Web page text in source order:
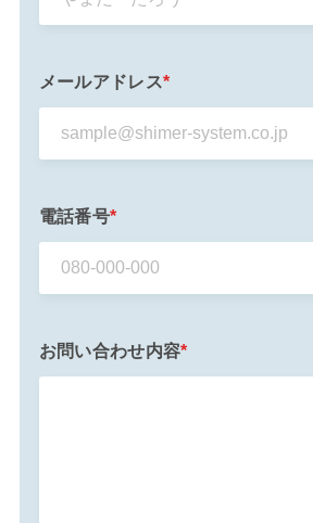
メールアドレス*
電話番号*
お問い合わせ内容*